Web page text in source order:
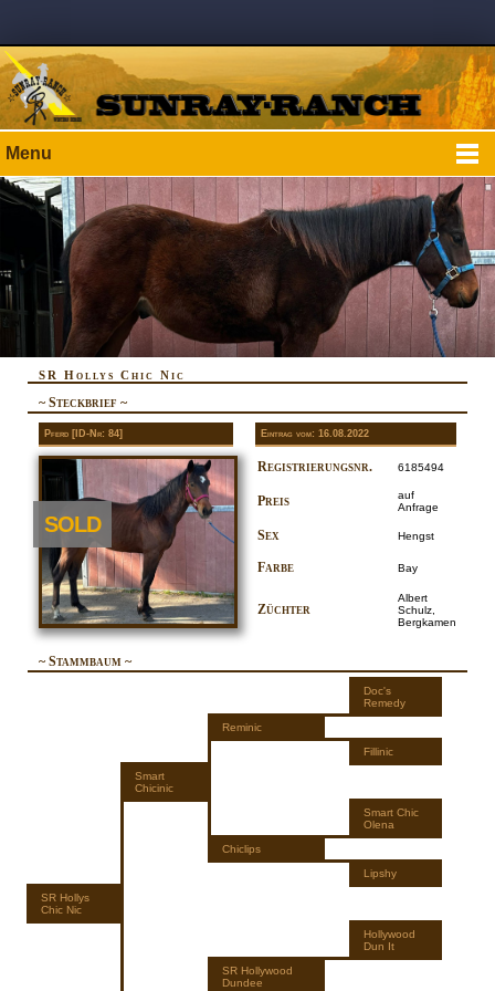
Menu
SR Hollys Chic Nic
~ Steckbrief ~
Pferd [ID-Nr: 84] Eintrag vom: 16.08.2022
SOLD
Registrierungsnr. 6185494
Preis
auf
Anfrage
Sex Hengst
Farbe Bay
Züchter
Albert
Schulz,
Bergkamen
~ Stammbaum ~
Doc's
Remedy
Reminic
Fillinic
Smart
Chicinic
Smart Chic
Olena
Chiclips
Lipshy
SR Hollys
Chic Nic
Hollywood
Dun It
SR Hollywood
Dundee